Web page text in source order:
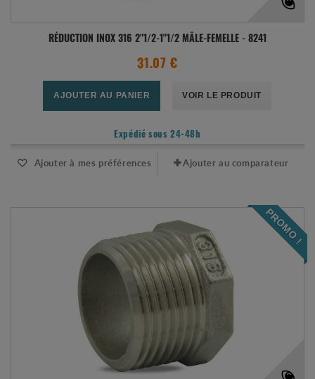
RÉDUCTION INOX 316 2"1/2-1"1/2 MÂLE-FEMELLE - 8241
31.07 €
AJOUTER AU PANIER VOIR LE PRODUIT
Expédié sous 24-48h
Ajouter à mes préférences Ajouter au comparateur
PROMO !